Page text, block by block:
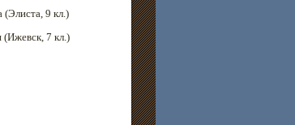
(Элиста, 9 кл.)
(Ижевск, 7 кл.)